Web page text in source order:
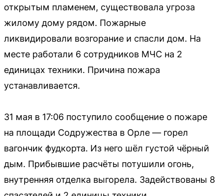
открытым пламенем, существовала угроза
жилому дому рядом. Пожарные
ликвидировали возгорание и спасли дом. На
месте работали 6 сотрудников МЧС на 2
единицах техники. Причина пожара
устанавливается.
31 мая в 17:06 поступило сообщение о пожаре
на площади Содружества в Орле — горел
вагончик фудкорта. Из него шёл густой чёрный
дым. Прибывшие расчёты потушили огонь,
внутренняя отделка выгорела. Задействованы 8